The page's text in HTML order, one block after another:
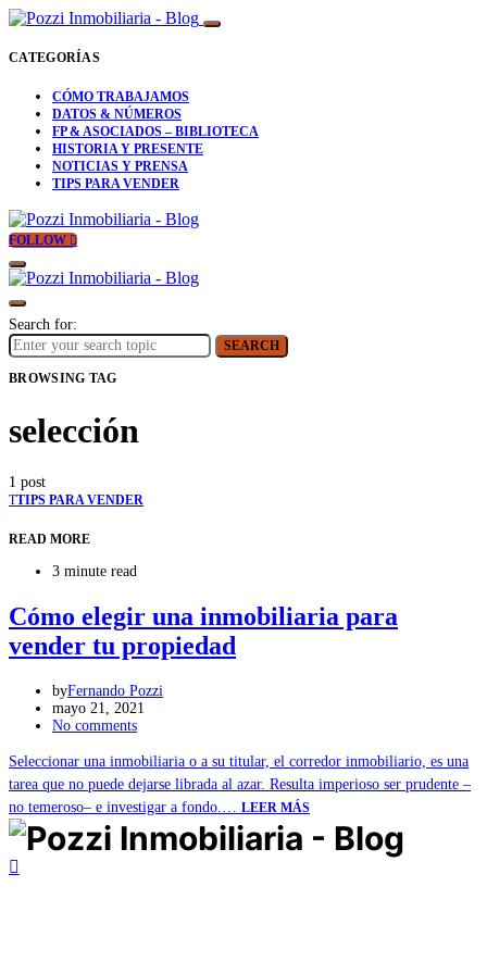
CATEGORÍAS
CÓMO TRABAJAMOS
DATOS & NÚMEROS
FP & ASOCIADOS – BIBLIOTECA
HISTORIA Y PRESENTE
NOTICIAS Y PRENSA
TIPS PARA VENDER
FOLLOW
Search for:
SEARCH
BROWSING TAG
selección
1 post
TTIPS PARA VENDER
READ MORE
3 minute read
Cómo elegir una inmobiliaria para
vender tu propiedad
byFernando Pozzi
mayo 21, 2021
No comments
Seleccionar una inmobiliaria o a su titular, el corredor inmobiliario, es una
tarea que no puede dejarse librada al azar. Resulta imperioso ser prudente –
no temeroso– e investigar a fondo.… LEER MÁS